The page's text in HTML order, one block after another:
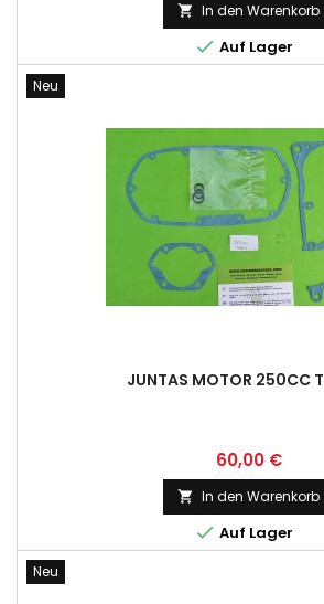
 In den Warenkorb
 Auf Lager
Neu
JUNTAS MOTOR 250CC
Preis
60,00 €
 In den Warenkorb
 Auf Lager
Neu